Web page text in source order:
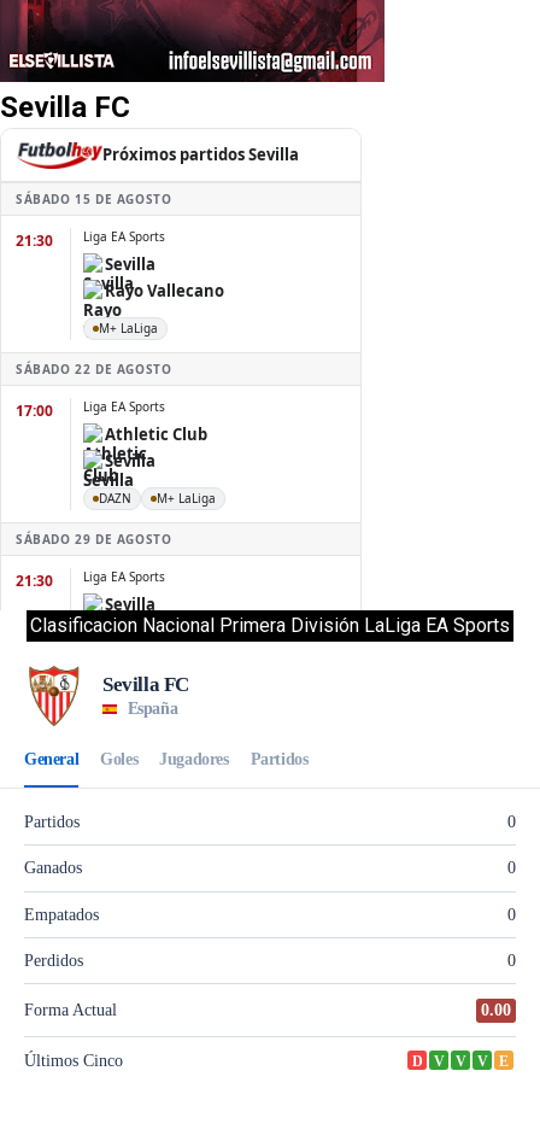
Sevilla FC
Clasificacion Nacional Primera División LaLiga EA Sports